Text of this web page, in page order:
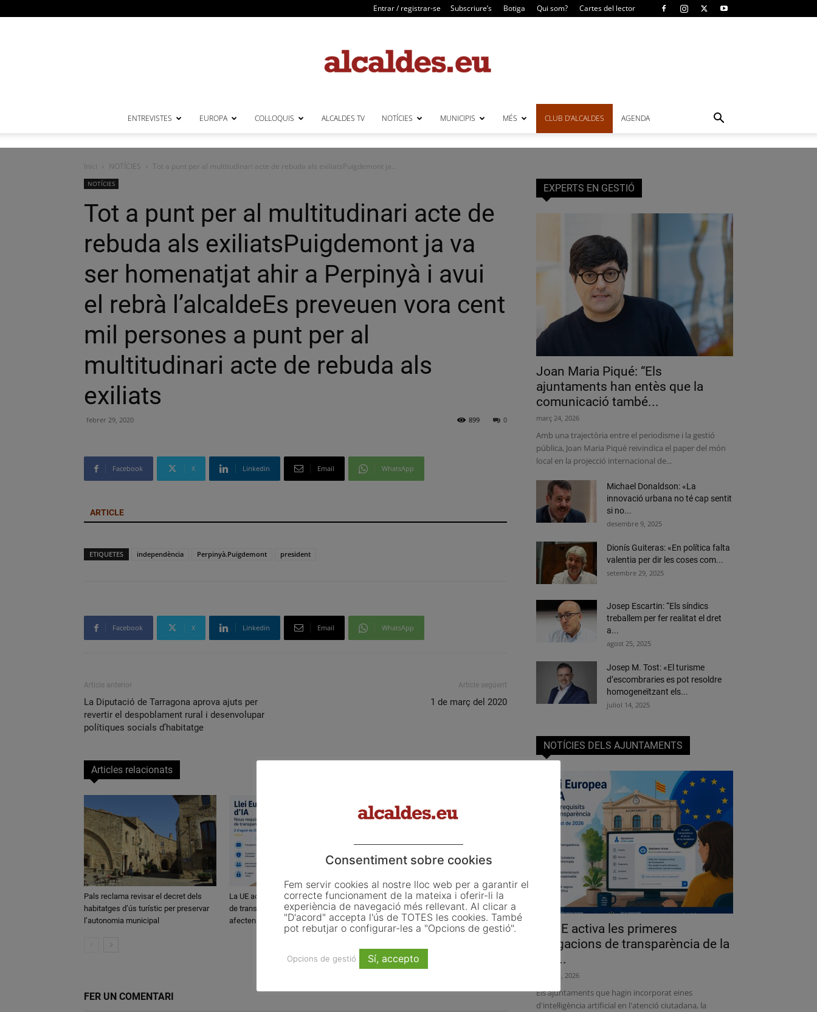
Entrar / registrar-se Subscriure’s Botiga Qui som? Cartes del lector
ENTREVISTES EUROPA COL·LOQUIS ALCALDES TV NOTÍCIES MUNICIPIS MÉS CLUB D’ALCALDES AGENDA
Inici NOTÍCIES Tot a punt per al multitudinari acte de rebuda als exiliatsPuigdemont ja...
NOTÍCIES
Tot a punt per al multitudinari acte de
rebuda als exiliatsPuigdemont ja va
ser homenatjat ahir a Perpinyà i avui
el rebrà l’alcaldeEs preveuen vora cent
mil persones a punt per al
multitudinari acte de rebuda als
exiliats
febrer 29, 2020 0
899
Facebook X Linkedin Email WhatsApp
ARTICLE
ETIQUETES independència Perpinyà.Puigdemont president
Facebook X Linkedin Email WhatsApp
Article anterior
La Diputació de Tarragona aprova ajuts per
revertir el despoblament rural i desenvolupar
polítiques socials d’habitatge
Article següent
1 de març del 2020
Articles relacionats
Pals reclama revisar el decret dels
habitatges d’ús turístic per preservar
l’autonomia municipal
La UE activa les primeres obligacions
de transparència de la Llei d’IA que
afecten els ajuntaments
El Pla de Barris mobilitza 117
municipis catalans per impulsar la
regeneració urbana
FER UN COMENTARI
EXPERTS EN GESTIÓ
Joan Maria Piqué: “Els
ajuntaments han entès que la
comunicació també...
març 24, 2026
Amb una trajectòria entre el periodisme i la gestió
pública, Joan Maria Piqué reivindica el paper del món
local en la projecció internacional de...
Michael Donaldson: «La
innovació urbana no té cap sentit
si no...
desembre 9, 2025
Dionís Guiteras: «En política falta
valentia per dir les coses com...
setembre 29, 2025
Josep Escartin: “Els síndics
treballem per fer realitat el dret
a...
agost 25, 2025
Josep M. Tost: «El turisme
d’escombraries es pot resoldre
homogeneïtzant els...
juliol 14, 2025
NOTÍCIES DELS AJUNTAMENTS
La UE activa les primeres
obligacions de transparència de la
Llei...
juliol 31, 2026
Els ajuntaments que hagin incorporat eines
d'intel·ligència artificial en l'atenció ciutadana, la
Consentiment sobre cookies
Fem servir cookies al nostre lloc web per a garantir el
correcte funcionament de la mateixa i oferir-li la
experiència de navegació més rellevant. Al clicar a
"D'acord" accepta l'ús de TOTES les cookies. També
pot rebutjar o configurar-les a "Opcions de gestió".
Opcions de gestió Sí, accepto